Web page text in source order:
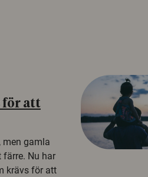
för att
men gamla
Nu har
krävs för att